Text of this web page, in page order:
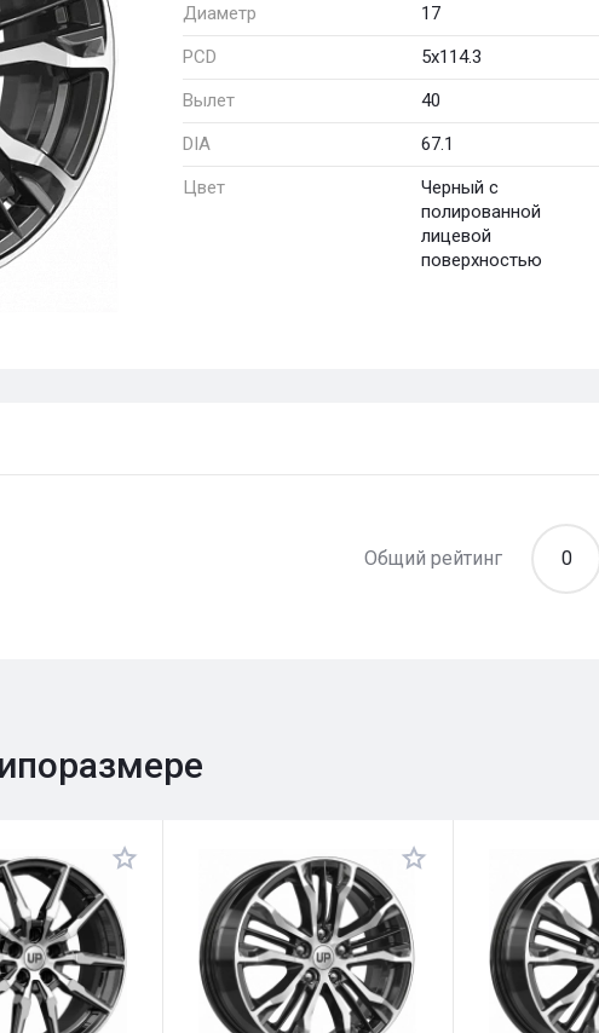
Диаметр
17
PCD
5x114.3
Вылет
40
DIA
67.1
Цвет
Черный с
полированной
лицевой
поверхностью
Общий рейтинг 0